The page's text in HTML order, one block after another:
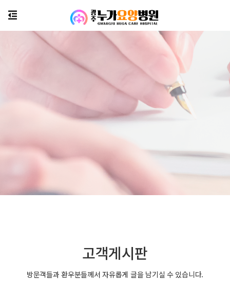
고객게시판
방문객들과 환우분들께서 자유롭게 글을 남기실 수 있습니다.